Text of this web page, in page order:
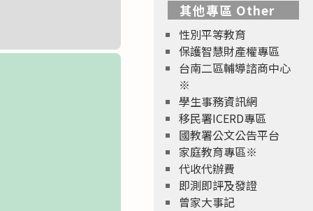
其他專區 Other
性別平等教育
保護智慧財產權專區
台南二區輔導諮商中心
※
學生事務資訊網
移民署ICERD專區
國教署公文公告平台
家庭教育專區※
代收代辦費
即測即評及發證
曾家大事記